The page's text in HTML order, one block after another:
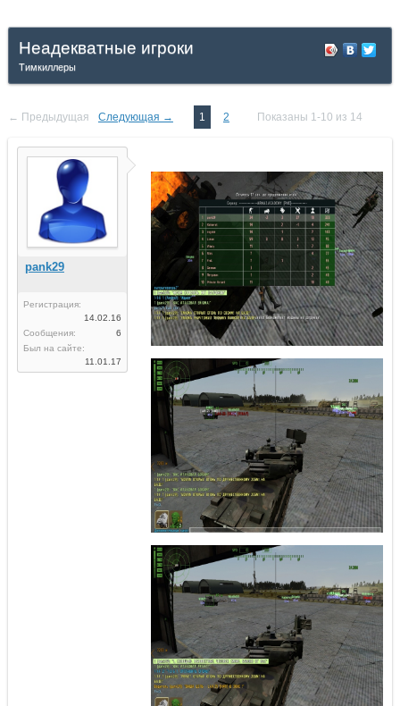
Неадекватные игроки
Тимкиллеры
← Предыдущая Следующая → 1 2 Показаны 1-10 из 14
pank29
Регистрация:
14.02.16
Сообщения:
6
Был на сайте:
11.01.17